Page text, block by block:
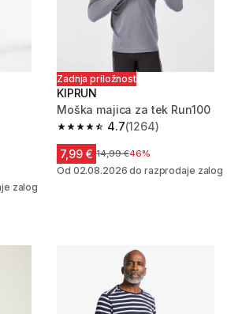
ocene
zalog
Zadnja priložnost
KIPRUN
Moška majica za tek Run100
4.7
4.7 od 5 zvezdic from 1264
(1264)
7,99 € Cena pred znižanjem
14,99 €46%
Od 02.08.2026 do razprodaje zalog